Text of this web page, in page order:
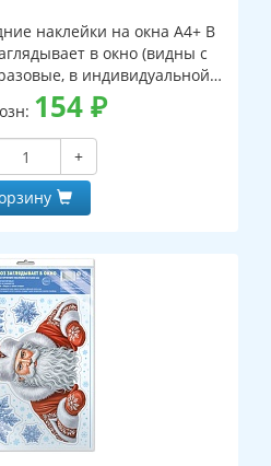
наклейки на окна А4+ В
в окно (видны с
в индивидуальной
и клеевым клапаном)
154₽
+